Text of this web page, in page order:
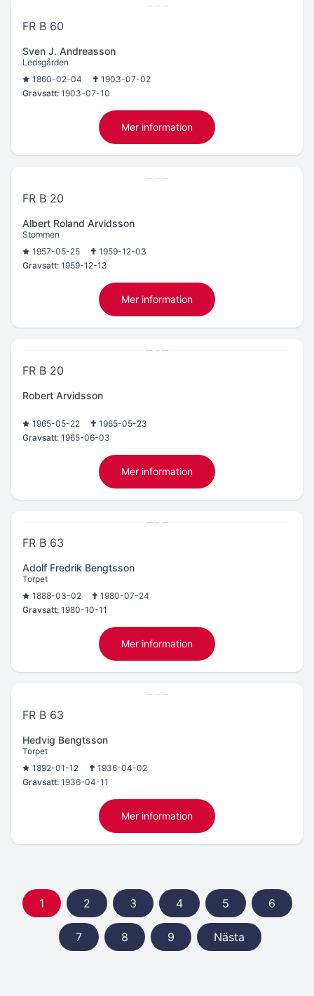
FR B 60
Sven J. Andreasson
Ledsgården
1860-02-04
1903-07-02
Gravsatt: 1903-07-10
Mer information
FR B 20
Albert Roland Arvidsson
Stommen
1957-05-25
1959-12-03
Gravsatt: 1959-12-13
Mer information
FR B 20
Robert Arvidsson
1965-05-22
1965-05-23
Gravsatt: 1965-06-03
Mer information
FR B 63
Adolf Fredrik Bengtsson
Torpet
1888-03-02
1980-07-24
Gravsatt: 1980-10-11
Mer information
FR B 63
Hedvig Bengtsson
Torpet
1892-01-12
1936-04-02
Gravsatt: 1936-04-11
Mer information
1 2 3 4 5 6
7 8 9 Nästa